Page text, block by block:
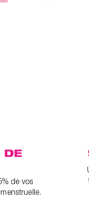
DE
de vos